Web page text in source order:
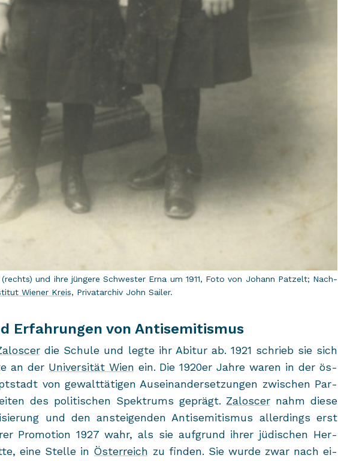
und ihre jün­ge­re Schwes­ter Erna um 1911, Foto von Jo­hann Pat­zelt; Nach­
Wie­ner Kreis, Pri­vat­ar­chiv John Sai­ler.
Erfahrungen von Antisemitismus
die Schu­le und legte ihr Ab­itur ab. 1921 schrieb sie sich
an der Uni­ver­si­tät Wien ein. Die 1920er Jahre waren in der ös­
von ge­walt­tä­ti­gen Aus­ein­an­der­set­zun­gen zwi­schen Par­
des po­li­ti­schen Spek­trums ge­prägt. Za­lo­s­cer nahm diese
und den an­stei­gen­den An­ti­se­mi­tis­mus al­ler­dings erst
Pro­mo­ti­on 1927 wahr, als sie auf­grund ihrer jü­di­schen Her­
eine Stel­le in Ös­ter­reich zu fin­den. Sie wurde zwar nach ei­